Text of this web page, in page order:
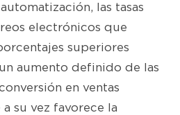
las tasas
electrónicos que
superiores
aumento definido de las
en ventas
su vez favorece la